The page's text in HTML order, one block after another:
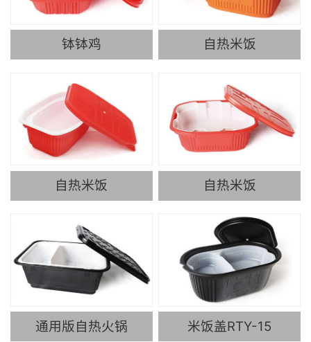
钵钵鸡 自热米饭
自热米饭 自热米饭
通用版自热火锅 米饭盖RTY-15